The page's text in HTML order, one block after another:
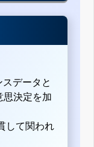
データと
思決定を加
して関われ